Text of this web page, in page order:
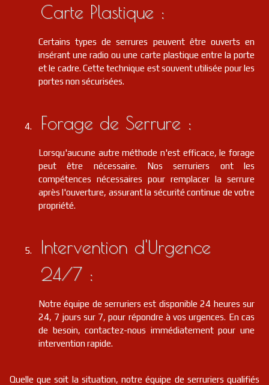
Carte Plastique :
Certains types de serrures peuvent être ouverts en
insérant une radio ou une carte plastique entre la porte
et le cadre. Cette technique est souvent utilisée pour les
portes non sécurisées.
Forage de Serrure :
Lorsqu'aucune autre méthode n'est efficace, le forage
peut être nécessaire. Nos serruriers ont les
compétences nécessaires pour remplacer la serrure
après l'ouverture, assurant la sécurité continue de votre
propriété.
Intervention d'Urgence
24/7 :
Notre équipe de serruriers est disponible 24 heures sur
24, 7 jours sur 7, pour répondre à vos urgences. En cas
de besoin, contactez-nous immédiatement pour une
intervention rapide.
Quelle que soit la situation, notre équipe de serruriers qualifiés